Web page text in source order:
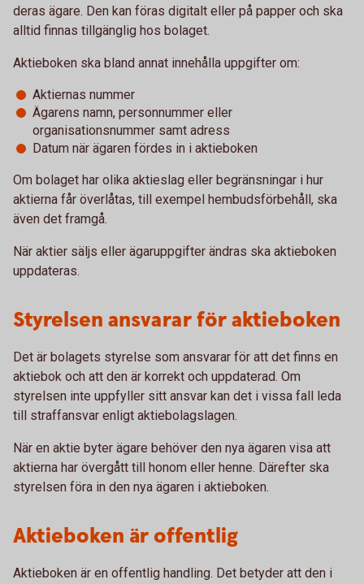
deras ägare. Den kan föras digitalt eller på papper och ska
alltid finnas tillgänglig hos bolaget.
Aktieboken ska bland annat innehålla uppgifter om:
Aktiernas nummer
Ägarens namn, personnummer eller
organisationsnummer samt adress
Datum när ägaren fördes in i aktieboken
Om bolaget har olika aktieslag eller begränsningar i hur
aktierna får överlåtas, till exempel hembudsförbehåll, ska
även det framgå.
När aktier säljs eller ägaruppgifter ändras ska aktieboken
uppdateras.
Styrelsen ansvarar för aktieboken
Det är bolagets styrelse som ansvarar för att det finns en
aktiebok och att den är korrekt och uppdaterad. Om
styrelsen inte uppfyller sitt ansvar kan det i vissa fall leda
till straffansvar enligt aktiebolagslagen.
När en aktie byter ägare behöver den nya ägaren visa att
aktierna har övergått till honom eller henne. Därefter ska
styrelsen föra in den nya ägaren i aktieboken.
Aktieboken är offentlig
Aktieboken är en offentlig handling. Det betyder att den i